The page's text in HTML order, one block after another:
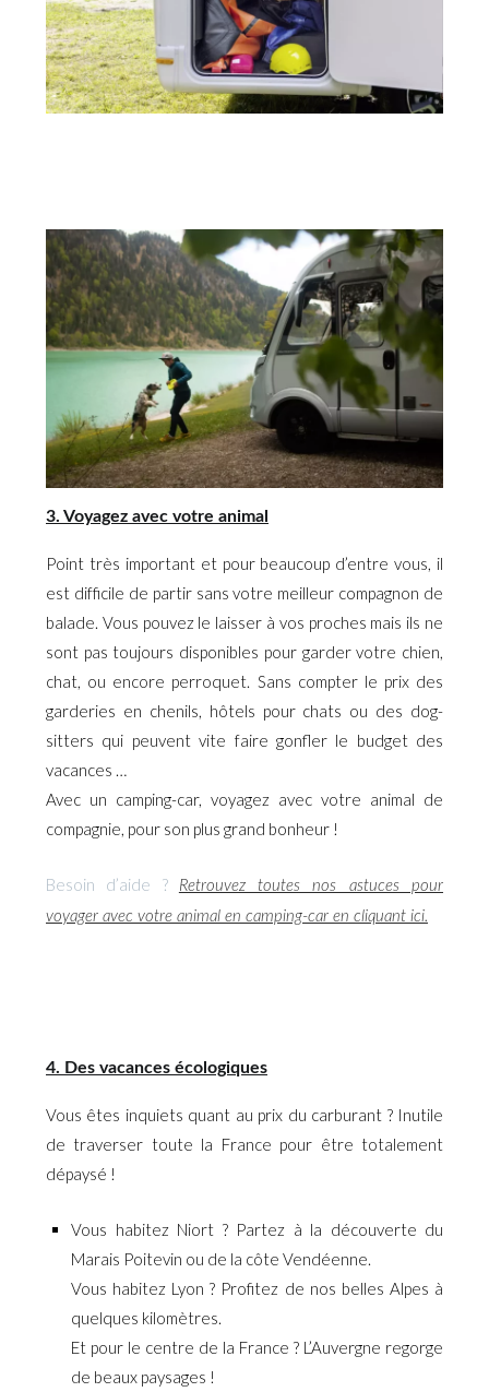
3. Voyagez avec votre animal
Point très important et pour beaucoup d’entre vous, il
est difficile de partir sans votre meilleur compagnon de
balade. Vous pouvez le laisser à vos proches mais ils ne
sont pas toujours disponibles pour garder votre chien,
chat, ou encore perroquet. Sans compter le prix des
garderies en chenils, hôtels pour chats ou des dog-
sitters qui peuvent vite faire gonfler le budget des
vacances …
Avec un camping-car, voyagez avec votre animal de
compagnie, pour son plus grand bonheur !
Besoin d’aide ?
Retrouvez toutes nos astuces pour
voyager avec votre animal en camping-car en cliquant ici.
4. Des vacances écologiques
Vous êtes inquiets quant au prix du carburant ? Inutile
de traverser toute la France pour être totalement
dépaysé !
Vous habitez Niort ? Partez à la découverte du
Marais Poitevin ou de la côte Vendéenne.
Vous habitez Lyon ? Profitez de nos belles Alpes à
quelques kilomètres.
Et pour le centre de la France ? L’Auvergne regorge
de beaux paysages !